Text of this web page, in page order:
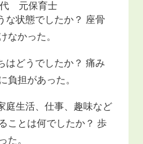
元保育士
な状態でしたか？ 座骨
なかった。
はどうでしたか？ 痛み
負担があった。
庭生活、仕事、趣味など
ことは何でしたか？ 歩
た。